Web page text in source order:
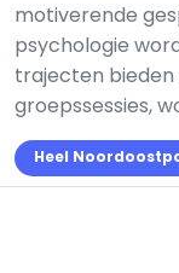
motiverende
psychologie
trajecten
groepssessies,
Heel